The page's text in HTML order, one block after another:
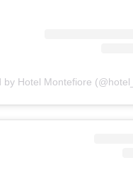
by Hotel Montefiore